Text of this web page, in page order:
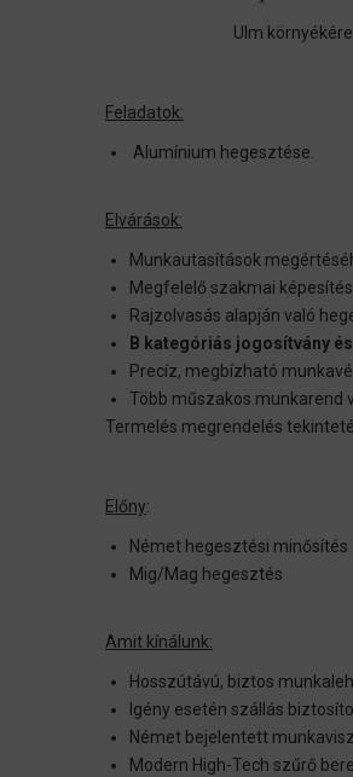
Ulm környékére
Feladatok:
Alumínium hegesztése.
Elvárások:
Munkautasítások
Megfelelő szakmai
Rajzolvasás alapján való
B kategóriás jogosítvány
Precíz, megbízható
Több műszakos munkarend
Termelés megrendelés
Előny:
Német hegesztési minősítés
Mig/Mag hegesztés
Amit kínálunk:
Hosszútávú, biztos
Igény esetén szállás
Német bejelentett
Modern High-Tech szűrő